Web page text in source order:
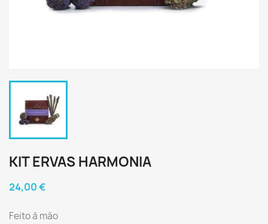
KIT ERVAS HARMONIA
24,00 €
Feito à mão